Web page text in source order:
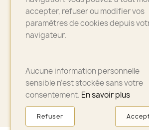
ASSURANCE QUALITÉ
Bijoux sélectionnés avec soin
© 2026 - A3PLUS2 - La petite
- Paris
accepter, refuser ou modifier vos
paramètres de cookies depuis
navigateur.
Aucune information personnelle
sensible n’est stockée sans votre
consentement. En savoir plus
Refuser